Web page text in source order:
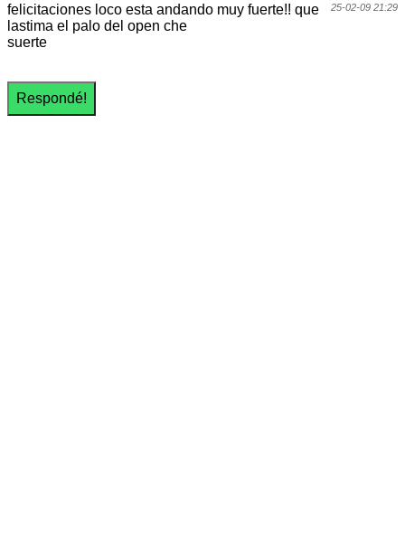
25-02-09 21:29
felicitaciones loco esta andando muy fuerte!! que
lastima el palo del open che
suerte